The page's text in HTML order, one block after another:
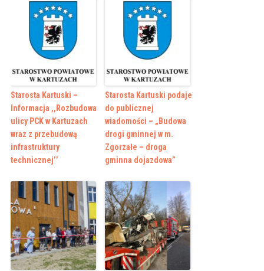
Starosta Kartuski –
Informacja ,,Rozbudowa
ulicy PCK w Kartuzach
wraz z przebudową
infrastruktury
technicznej’’
Starosta Kartuski podaje
do publicznej
wiadomości – „Budowa
drogi gminnej w m.
Zgorzałe – droga
gminna dojazdowa”